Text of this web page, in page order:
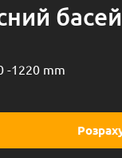
-1220 mm